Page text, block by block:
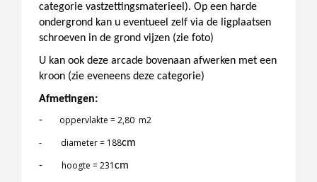
categorie vastzettingsmaterieel). Op een harde
ondergrond kan u eventueel zelf via de ligplaatsen
schroeven in de grond vijzen (zie foto)
U kan ook deze arcade bovenaan afwerken met een
kroon (zie eveneens deze categorie)
Afmetingen:
- oppervlakte = 2,80 m2
- diameter = 188cm
- hoogte = 231cm